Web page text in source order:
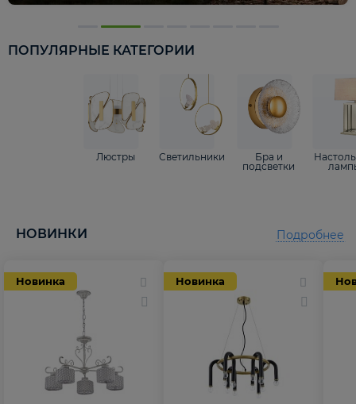
ПОПУЛЯРНЫЕ КАТЕГОРИИ
Люстры Светильники
Бра и
подсветки
НОВИНКИ
Новинка Новинка
Подробнее